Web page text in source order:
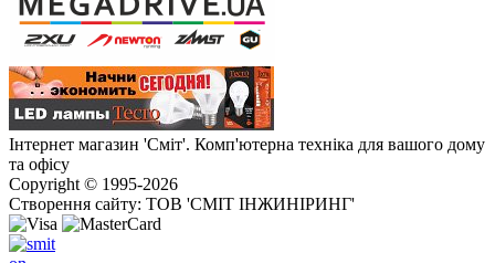
Інтернет магазин 'Сміт'. Комп'ютерна техніка для вашого дому
та офісу
Copyright © 1995-2026
Створення сайту: ТОВ 'СМІТ ІНЖИНІРИНГ'